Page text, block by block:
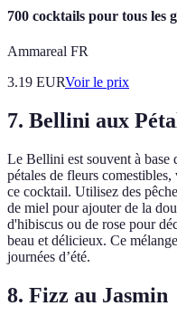
700 cocktails pour tous les
Ammareal FR
3.19 EURVoir le prix
7. Bellini aux
Le Bellini est souvent à base
pétales de fleurs
ce cocktail. Utilisez des
de miel pour ajouter de la
d'hibiscus ou de rose pour
beau et délicieux. Ce
journées d’été.
8. Fizz au Jasmin